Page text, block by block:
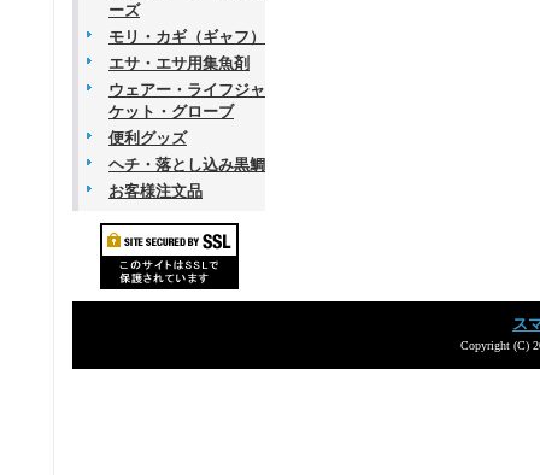
ーズ
モリ・カギ（ギャフ）
エサ・エサ用集魚剤
ウェアー・ライフジャ
ケット・グローブ
便利グッズ
ヘチ・落とし込み黒鯛
お客様注文品
ス
Copyright (C)